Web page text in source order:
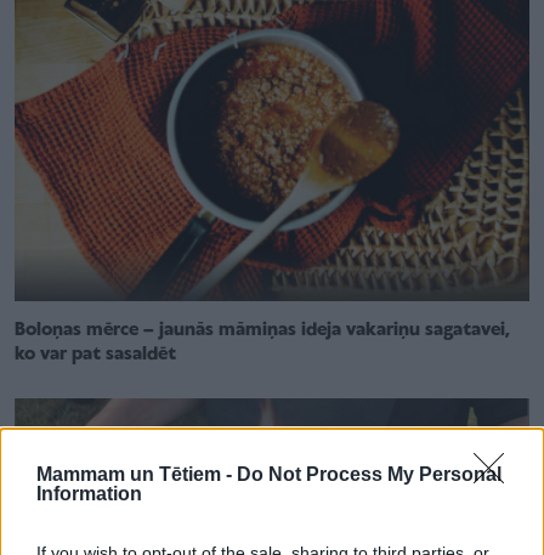
Mammam un Tētiem - Do Not Process My Personal
Information
Boloņas mērce – jaunās māmiņas ideja vakariņu sagatavei,
ko var pat sasaldēt